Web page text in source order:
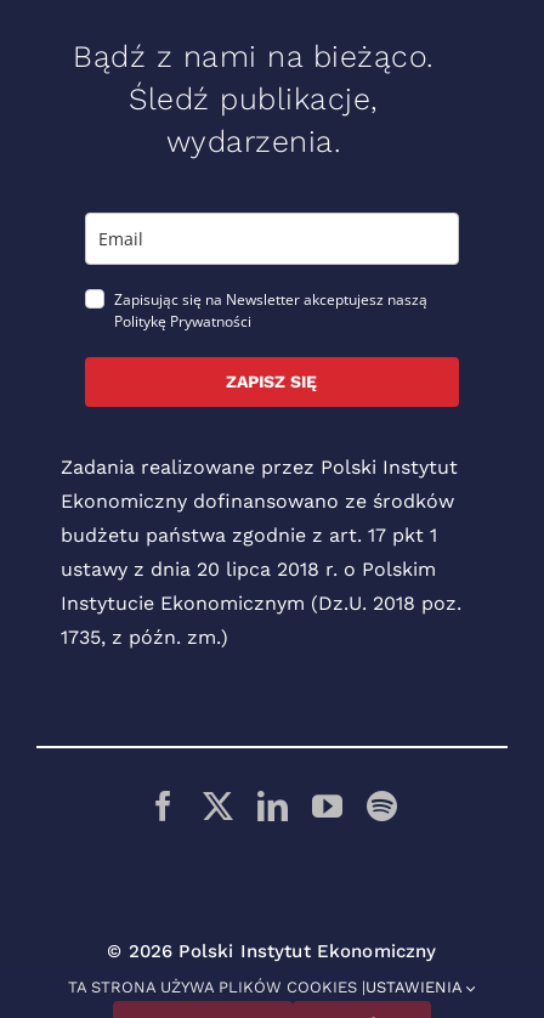
Bądź z nami na bieżąco.
Śledź publikacje,
wydarzenia.
Zapisując się na Newsletter akceptujesz naszą
Politykę Prywatności
ZAPISZ SIĘ
Zadania realizowane przez Polski Instytut
Ekonomiczny dofinansowano ze środków
budżetu państwa zgodnie z art. 17 pkt 1
ustawy z dnia 20 lipca 2018 r. o Polskim
Instytucie Ekonomicznym (Dz.U. 2018 poz.
1735, z późn. zm.)
© 2026 Polski Instytut Ekonomiczny
TA STRONA UŻYWA PLIKÓW COOKIES |USTAWIENIA